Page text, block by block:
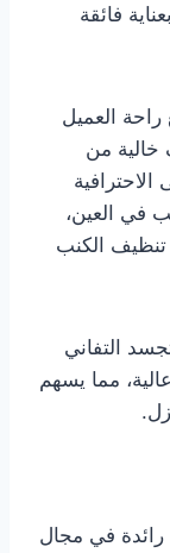
فائقة
العميل
خالية من
في العين،
تنظيف الكنب
التفاني
مما يسهم
في مجال